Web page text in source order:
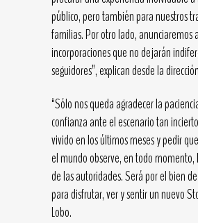
público, pero también para nuestros
familias. Por otro lado, anunciaremos
incorporaciones que no dejarán
seguidores”, explican desde la
“Sólo nos queda agradecer la
confianza ante el escenario tan
vivido en los últimos meses y pedir
el mundo observe, en todo momento,
de las autoridades. Será por el bien
para disfrutar, ver y sentir un nuevo
Lobo.